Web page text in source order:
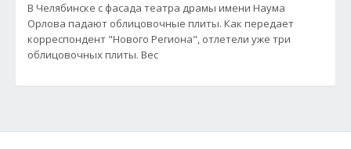
В Челябинске с фасада театра драмы имени Наума
Орлова падают облицовочные плиты. Как передает
корреспондент "Нового Региона", отлетели уже три
облицовочных плиты. Вес